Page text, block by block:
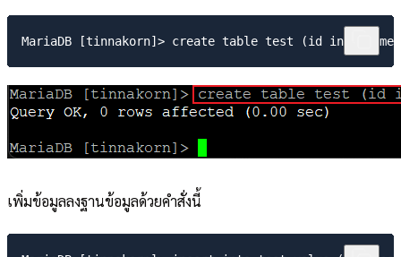
เพิ่มข้อมูลลงฐานข้อมูลด้วยคำสั่งนี้